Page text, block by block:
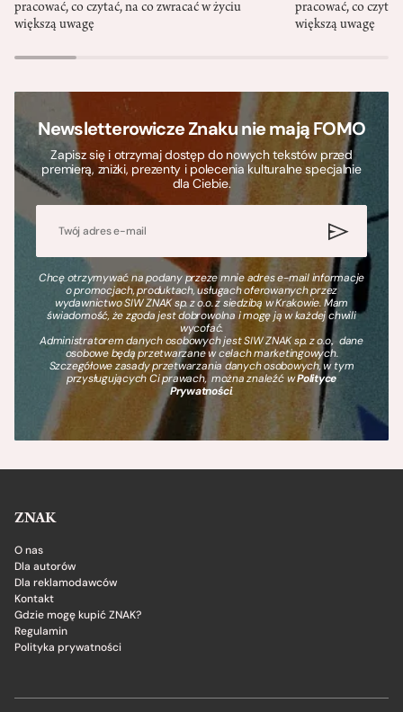
pracować, co czytać, na co zwracać w życiu
większą uwagę
pracować, co
większą uwagę
Newsletterowicze Znaku nie mają FOMO
Zapisz się i otrzymaj dostęp do nowych tekstów przed
premierą, zniżki, prezenty i polecenia kulturalne specjalnie
dla Ciebie.
Chcę otrzymywać na podany przeze mnie adres e-mail informacje
o promocjach, produktach, usługach oferowanych przez
wydawnictwo SIW ZNAK sp. z o.o. z siedzibą w Krakowie. Mam
świadomość, że zgoda jest dobrowolna i mogę ją w każdej chwili
wycofać.
Administratorem danych osobowych jest SIW ZNAK sp. z o.o., dane
osobowe będą przetwarzane w celach marketingowych.
Szczegółowe zasady przetwarzania danych osobowych, w tym
przysługujących Ci prawach, można znaleźć wPolityce
Prywatności.
ZNAK
O nas
Dla autorów
Dla reklamodawców
Kontakt
Gdzie mogę kupić ZNAK?
Regulamin
Polityka prywatności